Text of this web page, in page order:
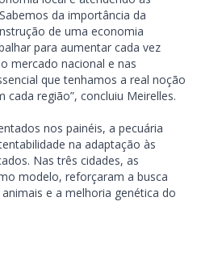
da importância da
de uma economia
para aumentar cada vez
mercado nacional e nas
que tenhamos a real noção
região”, concluiu Meirelles.
nos painéis, a pecuária
na adaptação às
Nas três cidades, as
modelo, reforçaram a busca
e a melhoria genética do